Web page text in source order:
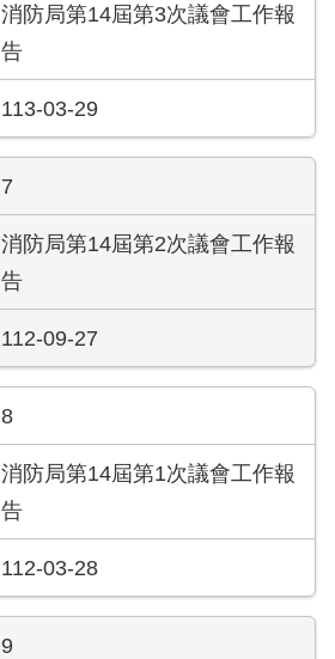
消防局第14屆第3次議會工作報
告
113-03-29
7
消防局第14屆第2次議會工作報
告
112-09-27
8
消防局第14屆第1次議會工作報
告
112-03-28
9